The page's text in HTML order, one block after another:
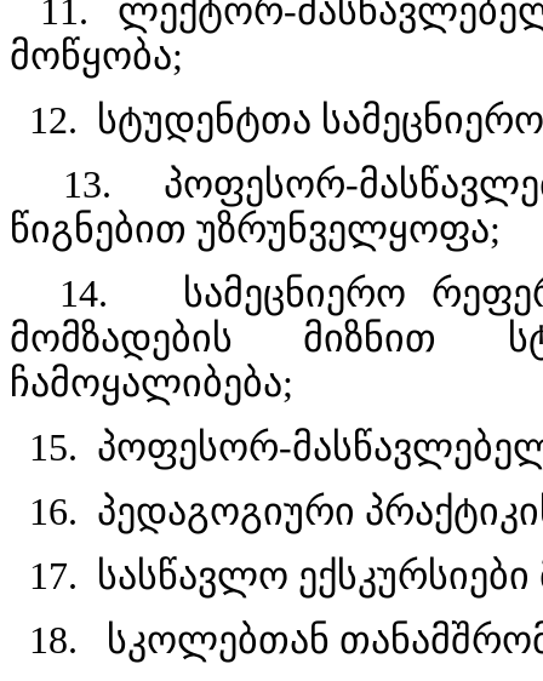
11. ლექტორ-
მოწყობა;
12. სტუდენტთა
13. პოფესორ-
წიგნებით უზრუნველყოფა;
14. სამეცნიერო
მომზადების მიზნით
ჩამოყალიბება;
15. პოფესორ-
16. პედაგოგიური
17. სასწავლო
18. სკოლებთან